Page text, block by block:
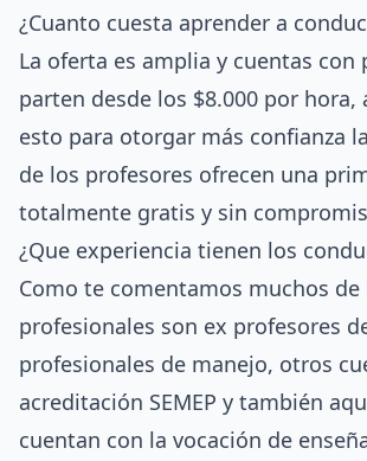
¿Cuanto cuesta aprender a
La oferta es amplia y cuentas con
parten desde los $8.000 por hora,
esto para otorgar más confianza
de los profesores ofrecen una
totalmente gratis y sin
¿Que experiencia tienen los
Como te comentamos muchos de
profesionales son ex profesores
profesionales de manejo, otros
acreditación SEMEP y también
cuentan con la vocación de